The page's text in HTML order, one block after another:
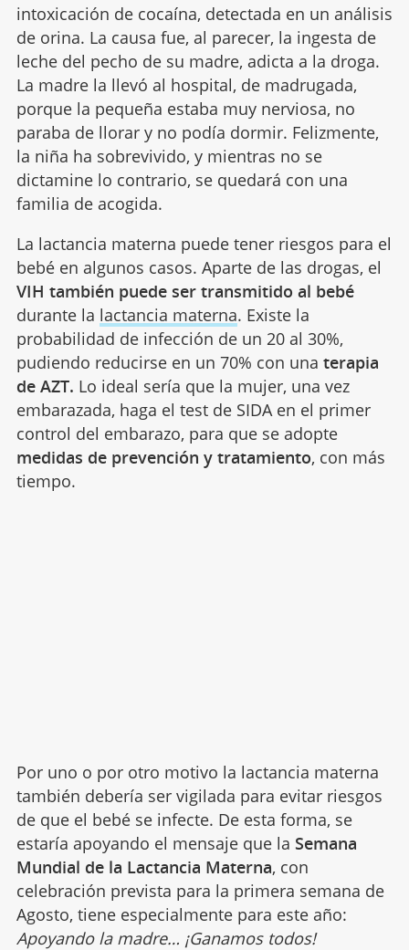
intoxicación de cocaína, detectada en un análisis
de orina. La causa fue, al parecer, la ingesta de
leche del pecho de su madre, adicta a la droga.
La madre la llevó al hospital, de madrugada,
porque la pequeña estaba muy nerviosa, no
paraba de llorar y no podía dormir. Felizmente,
la niña ha sobrevivido, y mientras no se
dictamine lo contrario, se quedará con una
familia de acogida.
La lactancia materna puede tener riesgos para el
bebé en algunos casos. Aparte de las drogas, el
VIH también puede ser transmitido al bebé
durante la lactancia materna. Existe la
probabilidad de infección de un 20 al 30%,
pudiendo reducirse en un 70% con una terapia
de AZT. Lo ideal sería que la mujer, una vez
embarazada, haga el test de SIDA en el primer
control del embarazo, para que se adopte
medidas de prevención y tratamiento, con más
tiempo.
Por uno o por otro motivo la lactancia materna
también debería ser vigilada para evitar riesgos
de que el bebé se infecte. De esta forma, se
estaría apoyando el mensaje que la Semana
Mundial de la Lactancia Materna, con
celebración prevista para la primera semana de
Agosto, tiene especialmente para este año:
Apoyando la madre… ¡Ganamos todos!